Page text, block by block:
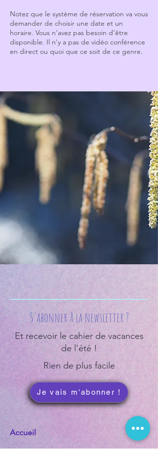
Notez que le système de réservation va vous
demander de choisir une date et un
horaire. Vous n'avez pas besoin d'être
disponible. Il n'y a pas de vidéo conférence
en direct ou quoi que ce soit de ce genre.
S'abonner à la newsletter ?
Et recevoir le cahier de vacances
de l'été !
Rien de plus facile
Je vais m'abonner !
Accueil